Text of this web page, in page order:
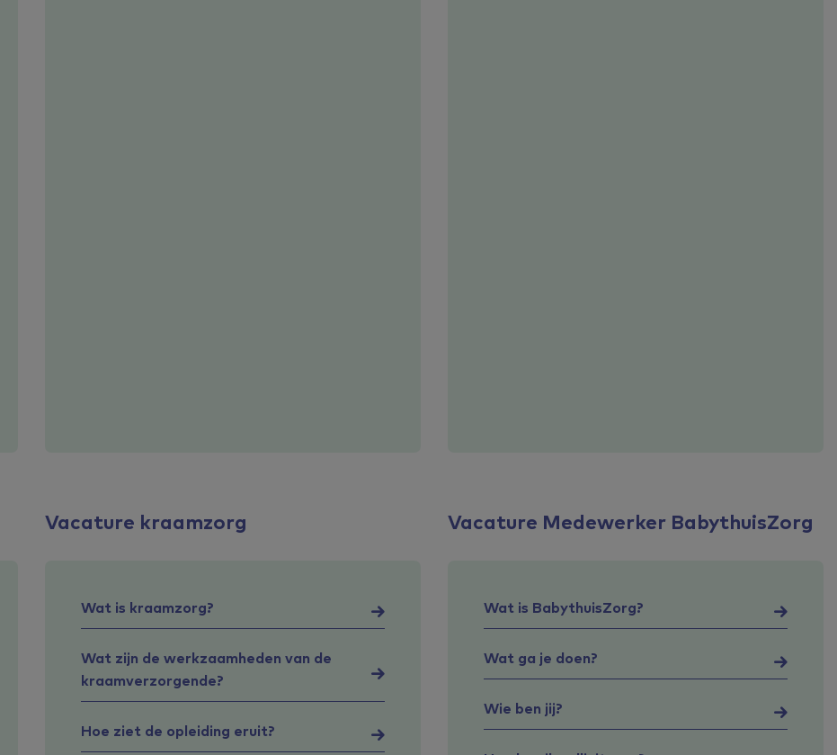
Vacature kraamzorg
Wat is kraamzorg?
Wat zijn de werkzaamheden van de
kraamverzorgende?
Hoe ziet de opleiding eruit?
Vacature Medewerker BabythuisZorg
Wat is BabythuisZorg?
Wat ga je doen?
Wie ben jij?